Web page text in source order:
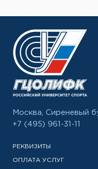
Москва, Сиреневый
+7 (495) 961-31-11
РЕКВИЗИТЫ
ОПЛАТА УСЛУГ